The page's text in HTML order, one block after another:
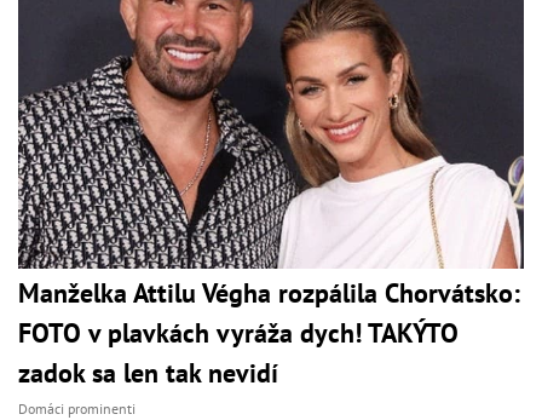
Manželka Attilu Végha rozpálila Chorvátsko:
FOTO v plavkách vyráža dych! TAKÝTO
zadok sa len tak nevidí
Domáci prominenti